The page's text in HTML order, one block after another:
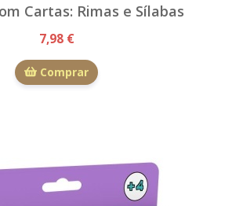
Cartas: Rimas e Sílabas
7,98 €
Comprar